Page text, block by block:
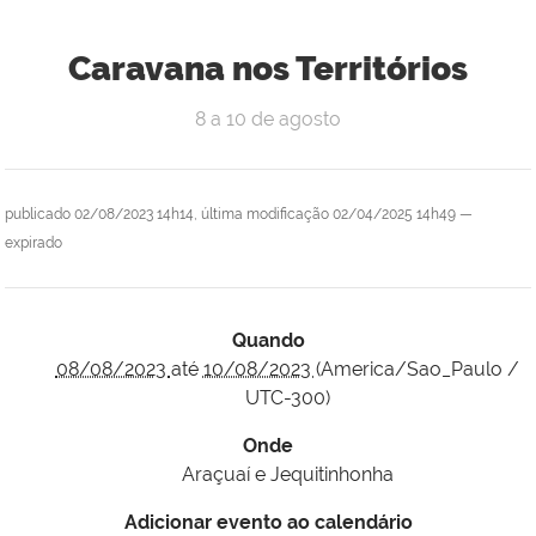
Caravana nos Territórios
publicado 02/08/2023 14h14, última modificação 02/04/2025 14h49 —
expirado
8 a 10 de agosto
Quando
08/08/2023 até 10/08/2023 (America/Sao_Paulo /
UTC-300)
Onde
Araçuaí e Jequitinhonha
Adicionar evento ao calendário